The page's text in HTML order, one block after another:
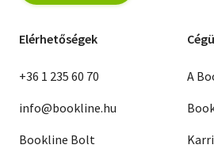
Elérhetőségek
+36 1 235 60 70
info@bookline.hu
Bookline Bolt
A